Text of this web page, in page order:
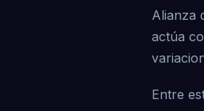
Alianza
actúa
Entre